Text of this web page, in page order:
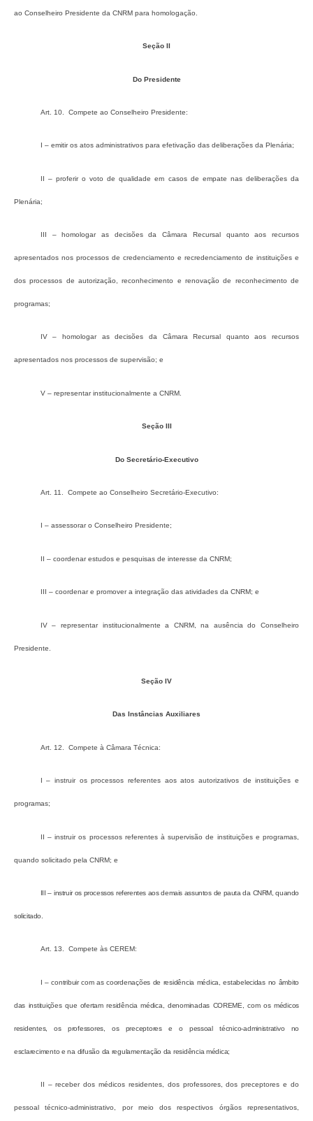
ao Conselheiro Presidente da CNRM para homologação.
Seção II
Do Presidente
Art. 10. Compete ao Conselheiro Presidente:
I – emitir os atos administrativos para efetivação das deliberações da Plenária;
II – proferir o voto de qualidade em casos de empate nas deliberações da
Plenária;
III – homologar as decisões da Câmara Recursal quanto aos recursos
apresentados nos processos de credenciamento e recredenciamento de instituições e
dos processos de autorização, reconhecimento e renovação de reconhecimento de
programas;
apresentados nos processos de supervisão; e
V – representar institucionalmente a CNRM.
Seção III
Do Secretário-Executivo
Art. 11. Compete ao Conselheiro Secretário-Executivo:
I – assessorar o Conselheiro Presidente;
II – coordenar estudos e pesquisas de interesse da CNRM;
III – coordenar e promover a integração das atividades da CNRM; e
IV – representar institucionalmente a CNRM, na ausência do Conselheiro
Presidente.
Seção IV
Das Instâncias Auxiliares
Art. 12. Compete à Câmara Técnica:
I – instruir os processos referentes aos atos autorizativos de instituições e
programas;
II – instruir os processos referentes à supervisão de instituições e programas,
quando solicitado pela CNRM; e
III – instruir os processos referentes aos demais assuntos de pauta da CNRM, quando
solicitado.
Art. 13. Compete às CEREM:
I – contribuir com as coordenações de residência médica, estabelecidas no âmbito
das instituições que ofertam residência médica, denominadas COREME, com os médicos
residentes, os professores, os preceptores e o pessoal técnico-administrativo no
esclarecimento e na difusão da regulamentação da residência médica;
II – receber dos médicos residentes, dos professores, dos preceptores e do
pessoal técnico-administrativo, por meio dos respectivos órgãos representativos,